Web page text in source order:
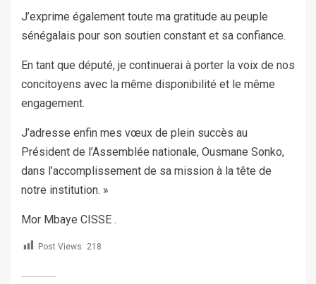
J’exprime également toute ma gratitude au peuple
sénégalais pour son soutien constant et sa confiance.
En tant que député, je continuerai à porter la voix de nos
concitoyens avec la même disponibilité et le même
engagement.
J’adresse enfin mes vœux de plein succès au
Président de l’Assemblée nationale, Ousmane Sonko,
dans l’accomplissement de sa mission à la tête de
notre institution. »
Mor Mbaye CISSE .
Post Views: 218